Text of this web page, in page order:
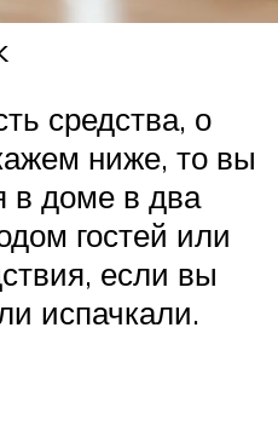
средства, о
ниже, то вы
в доме в два
гостей или
если вы
испачкали.